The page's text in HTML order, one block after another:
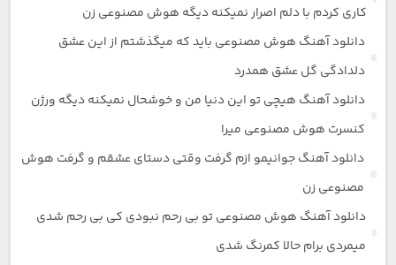
کاری کردم با دلم اصرار نمیکنه دیگه هوش مصنوعی زن
دانلود آهنگ هوش مصنوعی باید که میگذشتم از این عشق
دلدادگی گل عشق همدرد
دانلود آهنگ هیچی تو این دنیا من و خوشحال نمیکنه دیگه ورژن
کنسرت هوش مصنوعی میرا
دانلود آهنگ جوانیمو ازم گرفت وقتی دستای عشقم و گرفت هوش
مصنوعی زن
دانلود آهنگ هوش مصنوعی تو بی رحم نبودی کی بی رحم شدی
میمردی برام حالا کمرنگ شدی